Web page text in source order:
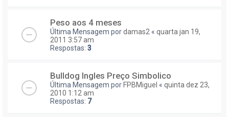
Peso aos 4 meses
Última Mensagem pordamas2 « quarta jan 19,
2011 3:57 am
Respostas: 3
Bulldog Ingles Preço Simbolico
Última Mensagem por FPBMiguel « quinta dez 23,
2010 1:12 am
Respostas: 7